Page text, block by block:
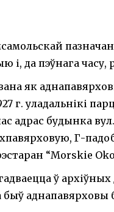
і, да пэўнага часу,
як
г. уладальнікі
адрас будынка вул.
Г-
“Morskie
ў архіўных
быў аднапавярховы